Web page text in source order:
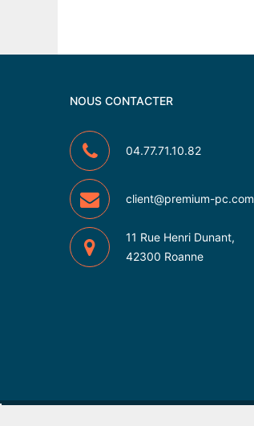
NOUS CONTACTER
04.77.71.10.82
client@premium-pc.com
11 Rue Henri Dunant,
42300 Roanne